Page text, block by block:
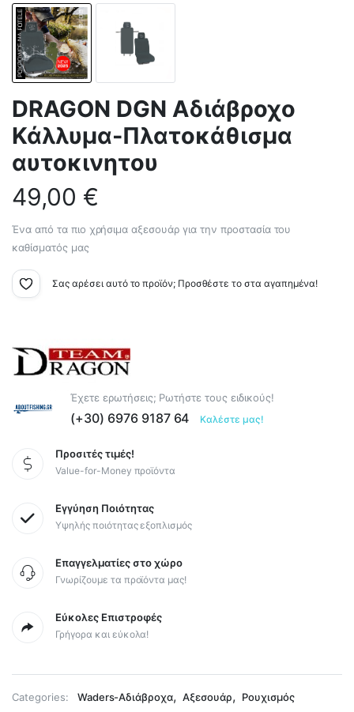
DRAGON DGN Aδιάβροχο
Κάλλυμα-Πλατοκάθισμα
αυτοκινητου
49,00 €
Ένα από τα πιο χρήσιμα αξεσουάρ για την προστασία του
καθίσματός μας
Σας αρέσει αυτό το προϊόν; Προσθέστε το στα αγαπημένα!
Έχετε ερωτήσεις; Ρωτήστε τους ειδικούς!
(+30) 6976 9187 64 Καλέστε μας!
Προσιτές τιμές!
Value-for-Money προϊόντα
Εγγύηση Ποιότητας
Υψηλής ποιότητας εξοπλισμός
Επαγγελματίες στο χώρο
Γνωρίζουμε τα προϊόντα μας!
Εύκολες Επιστροφές
Γρήγορα και εύκολα!
Categories: Waders-Αδιάβροχα, Αξεσουάρ, Ρουχισμός